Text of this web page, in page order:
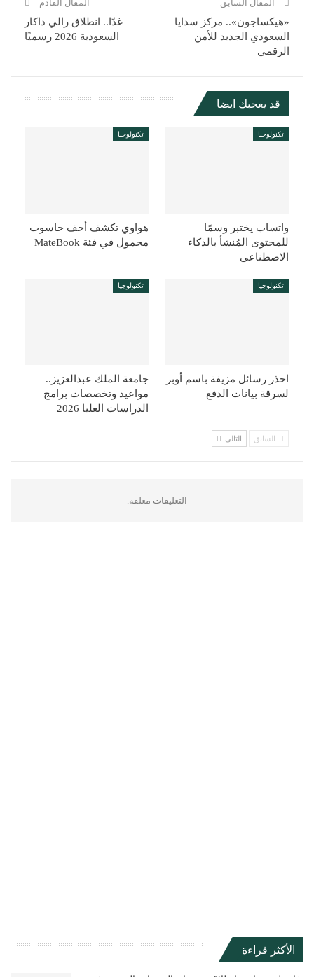
المقال السابق
«هيكساجون».. مركز سدايا
السعودي الجديد للأمن
الرقمي
المقال القادم
غدًا.. انطلاق رالي داكار
السعودية 2026 رسميًا
قد يعجبك ايضا
تكنولوجيا
واتساب يختبر وسمًا
للمحتوى المُنشأ بالذكاء
الاصطناعي
تكنولوجيا
هواوي تكشف أخف حاسوب
محمول في فئة MateBook
تكنولوجيا
احذر رسائل مزيفة باسم أوبر
لسرقة بيانات الدفع
تكنولوجيا
جامعة الملك عبدالعزيز..
مواعيد وتخصصات برامج
الدراسات العليا 2026
السابق التالي
التعليقات مغلقة.
الأكثر قراءة